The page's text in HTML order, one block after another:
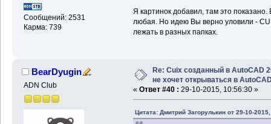
Сообщений: 2531
Карма: 739
Я картинок добавил, там это
любая. Но идею Вы верно уловили -
лежать в разных папках.
BearDyugin
ADN Club
Re: Cuix созданный в AutoCAD
не хочет открываться в
« Ответ #40 : 29-10-2015, 10:56:30 »
Цитата: Дмитрий Загорулькин от 29-10-